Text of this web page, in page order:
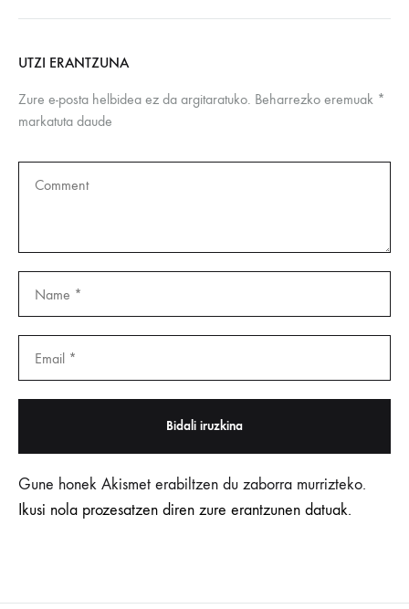
UTZI ERANTZUNA
Zure e-posta helbidea ez da argitaratuko. Beharrezko eremuak *
markatuta daude
Gune honek Akismet erabiltzen du zaborra murrizteko.
Ikusi nola prozesatzen diren zure erantzunen datuak.